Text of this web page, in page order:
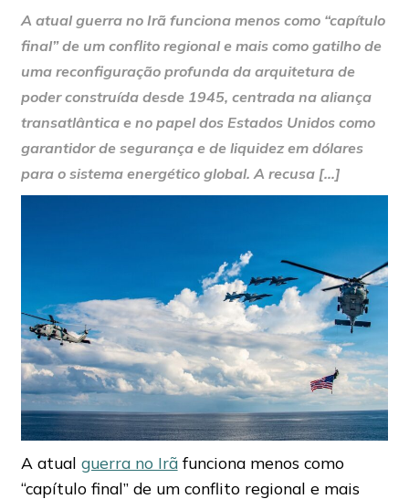
A atual guerra no Irã funciona menos como “capítulo
final” de um conflito regional e mais como gatilho de
uma reconfiguração profunda da arquitetura de
poder construída desde 1945, centrada na aliança
transatlântica e no papel dos Estados Unidos como
garantidor de segurança e de liquidez em dólares
para o sistema energético global. A recusa […]
A atual guerra no Irãfunciona menos como
“capítulo final” de um conflito regional e mais